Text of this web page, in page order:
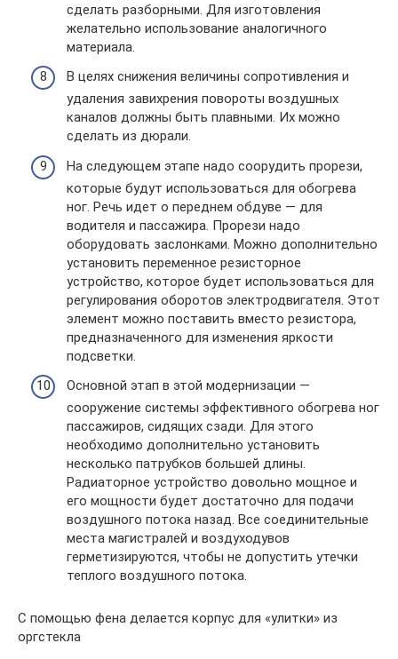
сделать разборными. Для изготовления
желательно использование аналогичного
материала.
В целях снижения величины сопротивления и
удаления завихрения повороты воздушных
каналов должны быть плавными. Их можно
сделать из дюрали.
На следующем этапе надо соорудить прорези,
которые будут использоваться для обогрева
ног. Речь идет о переднем обдуве — для
водителя и пассажира. Прорези надо
оборудовать заслонками. Можно дополнительно
установить переменное резисторное
устройство, которое будет использоваться для
регулирования оборотов электродвигателя. Этот
элемент можно поставить вместо резистора,
предназначенного для изменения яркости
подсветки.
Основной этап в этой модернизации —
сооружение системы эффективного обогрева ног
пассажиров, сидящих сзади. Для этого
необходимо дополнительно установить
несколько патрубков большей длины.
Радиаторное устройство довольно мощное и
его мощности будет достаточно для подачи
воздушного потока назад. Все соединительные
места магистралей и воздуходувов
герметизируются, чтобы не допустить утечки
теплого воздушного потока.
С помощью фена делается корпус для «улитки» из
оргстекла